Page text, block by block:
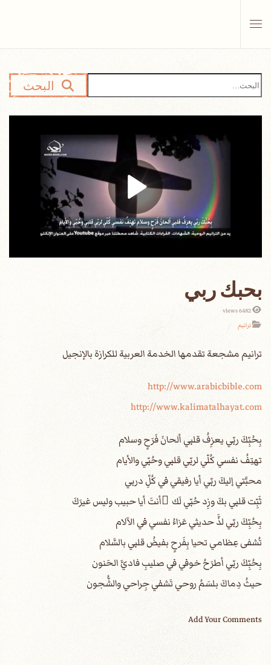
البحث
بحبك ربي
6482 views
ترانيم
http://www.arabicbible.com
http://www.kalimatalhayat.com
بِحُبِّكَ ربّي يعزِفُ قلبي ألحانَ فَرَحٍ وسلام
تهتِفُ نفسي كُلّي لربّي قلبي وحُبّي والأيام
محبَّتي إليكَ ربّي أيا رفيقي في كُلِّ دربي
ثَبِّت قلبي بكَ وزِد حُبّي لَك َأنتَ أيا حبيب وليس غيرَكَ
بِحُبِّكَ ربّي لذَّ حديثي عَزاءُ نفسي في الآلام
تُشفى عِظامي تحيا بِفَرحٍ بفيضُ قلبي بالسَّلام
بِحُبِّكَ ربّي أطرَحُ خوفي في صليبِ فاديَّ الحَنون
حيثُ دِماكَ بلسَمُ روحي تَشفي جِراحي والشُّجون
Add Your Comments